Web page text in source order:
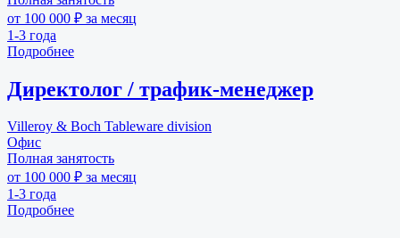
от 100 000 ₽ за месяц
1-3 года
Подробнее
Директолог / трафик-менеджер
Villeroy & Boch Tableware division
Офис
Полная занятость
от 100 000 ₽ за месяц
1-3 года
Подробнее